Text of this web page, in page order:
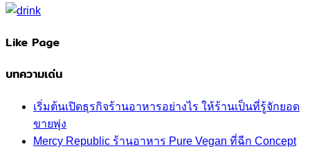
Like Page
บทความเด่น
เริ่มต้นเปิดธุรกิจร้านอาหารอย่างไร ให้ร้านเป็นที่รู้จักยอด
ขายพุ่ง
Mercy Republic ร้านอาหาร Pure Vegan ที่ฉีก Concept